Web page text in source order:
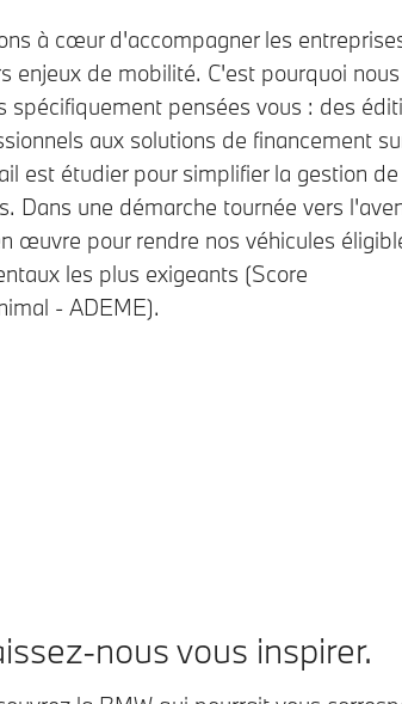
à cœur d'accompagner les
enjeux de mobilité. C'est pourquoi nous
spécifiquement pensées vous : des
aux solutions de financement
est étudier pour simplifier la gestion
Dans une démarche tournée vers
œuvre pour rendre nos véhicules
les plus exigeants (Score
- ADEME).
nous vous inspirer.